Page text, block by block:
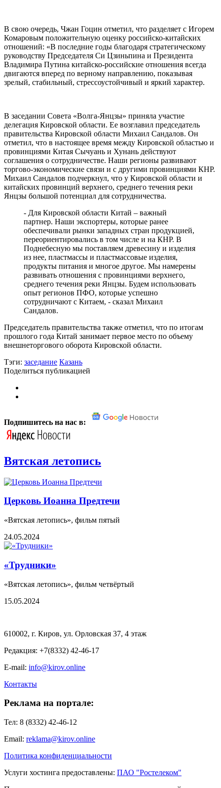
В свою очередь, Чжан Гоцин отметил, что разделяет с Игорем
Комаровым положительную оценку российско-китайских
отношений: «В последние годы благодаря стратегическому
руководству Председателя Си Цзиньпина и Президента
Владимира Путина китайско-российские отношения всегда
двигаются вперед по верному направлению, показывая
зрелый, стабильный, стрессоустойчивый и яркий характер.
В заседании Совета «Волга-Янцзы» приняла участие
делегация Кировской области. Ее возглавил председатель
правительства Кировской области Михаил Сандалов. Он
отметил, что в настоящее время между Кировской областью и
провинциями Китая Сычуань и Хунань действуют
соглашения о сотрудничестве. Наши регионы развивают
торгово-экономические связи и с другими провинциями КНР.
Михаил Сандалов подчеркнул, что у Кировской области и
китайских провинций верхнего, среднего течения реки
Янцзы большой потенциал для сотрудничества.
- Для Кировской области Китай – важный
партнер. Наши экспортеры, которые ранее
обеспечивали рынки западных стран продукцией,
переориентировались в том числе и на КНР. В
Поднебесную мы поставляем древесину и изделия
из нее, пластмассы и пластмассовые изделия,
продукты питания и многое другое. Мы намерены
развивать отношения с провинциями верхнего,
среднего течения реки Янцзы. Будем использовать
опыт регионов ПФО, которые успешно
сотрудничают с Китаем, - сказал Михаил
Сандалов.
Председатель правительства также отметил, что по итогам
прошлого года Китай занимает первое место по объему
внешнеторгового оборота Кировской области.
Тэги: заседание Казань
Поделиться публикацией
Подпишитесь на нас в:
Вятская летопись
Церковь Иоанна Предтечи
«Вятская летопись», фильм пятый
24.05.2024
«Трудники»
«Вятская летопись», фильм четвёртый
15.05.2024
610002, г. Киров, ул. Орловская 37, 4 этаж
Редакция: +7(8332) 42-46-17
E-mail: info@kirov.online
Контакты
Реклама на портале:
Тел: 8 (8332) 42-46-12
Email: reklama@kirov.online
Политика конфиденциальности
Услуги хостинга предоставлены: ПАО "Ростелеком"